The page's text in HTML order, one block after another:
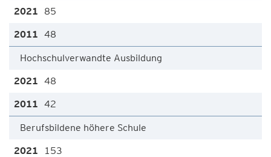
85
48
Hochschulverwandte Ausbildung
48
42
Berufsbildene höhere Schule
153